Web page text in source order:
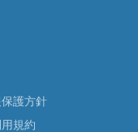
護方針
規約